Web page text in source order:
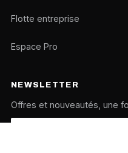
Flotte entreprise
Espace Pro
NEWSLETTER
Offres et nouveautés, une